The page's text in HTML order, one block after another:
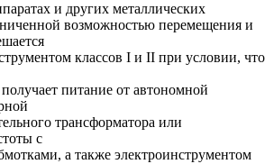
и других металлических
возможностью перемещения и
классов I и II при условии, что
питание от автономной
трансформатора или
с
а также электроинструментом